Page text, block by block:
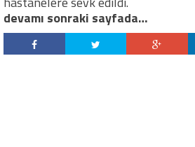
devamı sonraki sayfada…